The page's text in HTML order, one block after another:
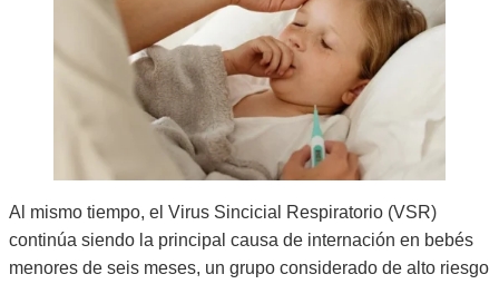
Al mismo tiempo, el Virus Sincicial Respiratorio (VSR)
continúa siendo la principal causa de internación en bebés
menores de seis meses, un grupo considerado de alto riesgo